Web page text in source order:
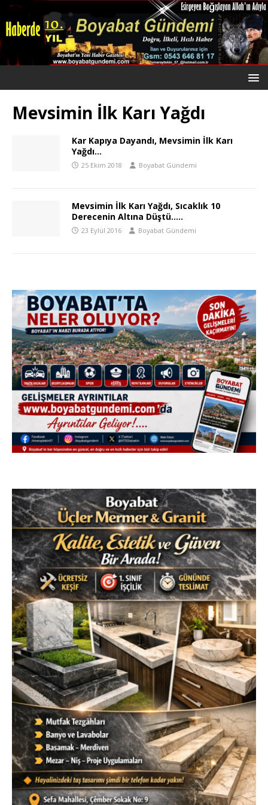
Mevsimin İlk Karı Yağdı
Kar Kapıya Dayandı, Mevsimin İlk Karı
Yağdı…
25 Ekim 2018 Boyabat Gündemi
Mevsimin İlk Karı Yağdı, Sıcaklık 10
Derecenin Altına Düştü…..
23 Eylül 2016 Boyabat Gündemi